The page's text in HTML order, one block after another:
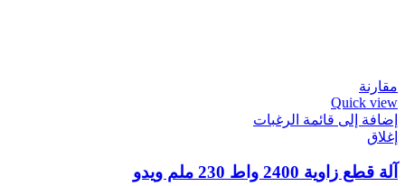
مقارنة
Quick view
إضافة إلى قائمة الرغبات
إغلاق
آلة قطع زاوية 2400 واط 230 ملم ويدو